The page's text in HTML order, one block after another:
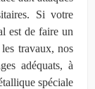
Si votre
est de faire un
travaux, nos
adéquats, à
spéciale